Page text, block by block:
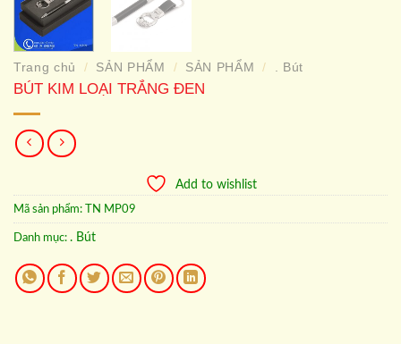
Trang chủ / SẢN PHẨM / SẢN PHẨM / . Bút
BÚT KIM LOẠI TRẮNG ĐEN
Add to wishlist
Mã sản phẩm: TN MP09
Danh mục: . Bút